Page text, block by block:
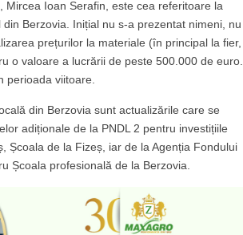
Ioan Serafin, este cea referitoare la
Berzovia. Inițial nu s-a prezentat nimeni, nu
prețurilor la materiale (în principal la fier,
o valoare a lucrării de peste 500.000 de euro.
perioada viitoare.
din Berzovia sunt actualizările care se
adiționale de la PNDL 2 pentru investițiile
Școala de la Fizeș, iar de la Agenția Fondului
Școala profesională de la Berzovia.